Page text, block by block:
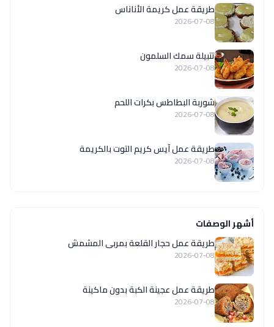
طريقة عمل كريمة الأناناس
2026-07-08
تتبيلة سمك السلمون
2026-07-08
شوربة البطاطس بكرات اللحم
2026-07-08
طريقة عمل آيس كريم التوت بالكريمة
2026-07-08
أشهر الوصفات
طريقة عمل حجار القلعة بمربى المشمش
2026-07-08
طريقة عمل عجينة الكبة بدون ماكينة
2026-07-08